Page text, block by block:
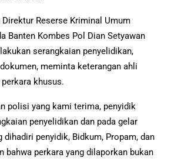
Reserse Kriminal Umum
Banten Kombes Pol Dian Setyawan
serangkaian penyelidikan,
meminta keterangan ahli
khusus.
polisi yang kami terima, penyidik
penyelidikan dan pada gelar
dihadiri penyidik, Bidkum, Propam, dan
bahwa perkara yang dilaporkan bukan